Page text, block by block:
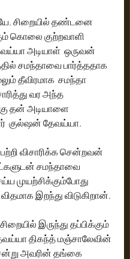
சிறையில் தண்டனை
கொலை குற்றவாளி
அடியாள்  ஒருவன்
சமந்தாவை பார்த்ததாக
தீவிரமாக  சமந்தா
வர அந்த
தன் அடியாளை
குல்ஷன் தேவய்யா.
விசாரிக்க சென்றவன்
சமந்தாவை
முயற்சிக்கும்போது
விதமாக இறந்து விடுகிறான்.
இருந்து தப்பிக்கும்
திகந்த் மஞ்சாலேவின்
அவரின் தங்கை